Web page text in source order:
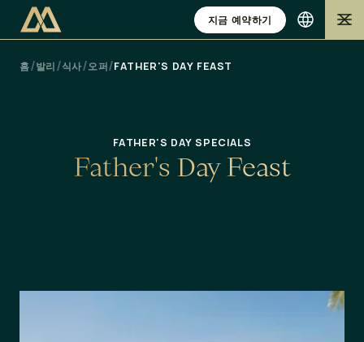
지금 예약하기
홈/발리/식사/오퍼/FATHER'S DAY FEAST
FATHER'S DAY SPECIALS
Father's DayFeast